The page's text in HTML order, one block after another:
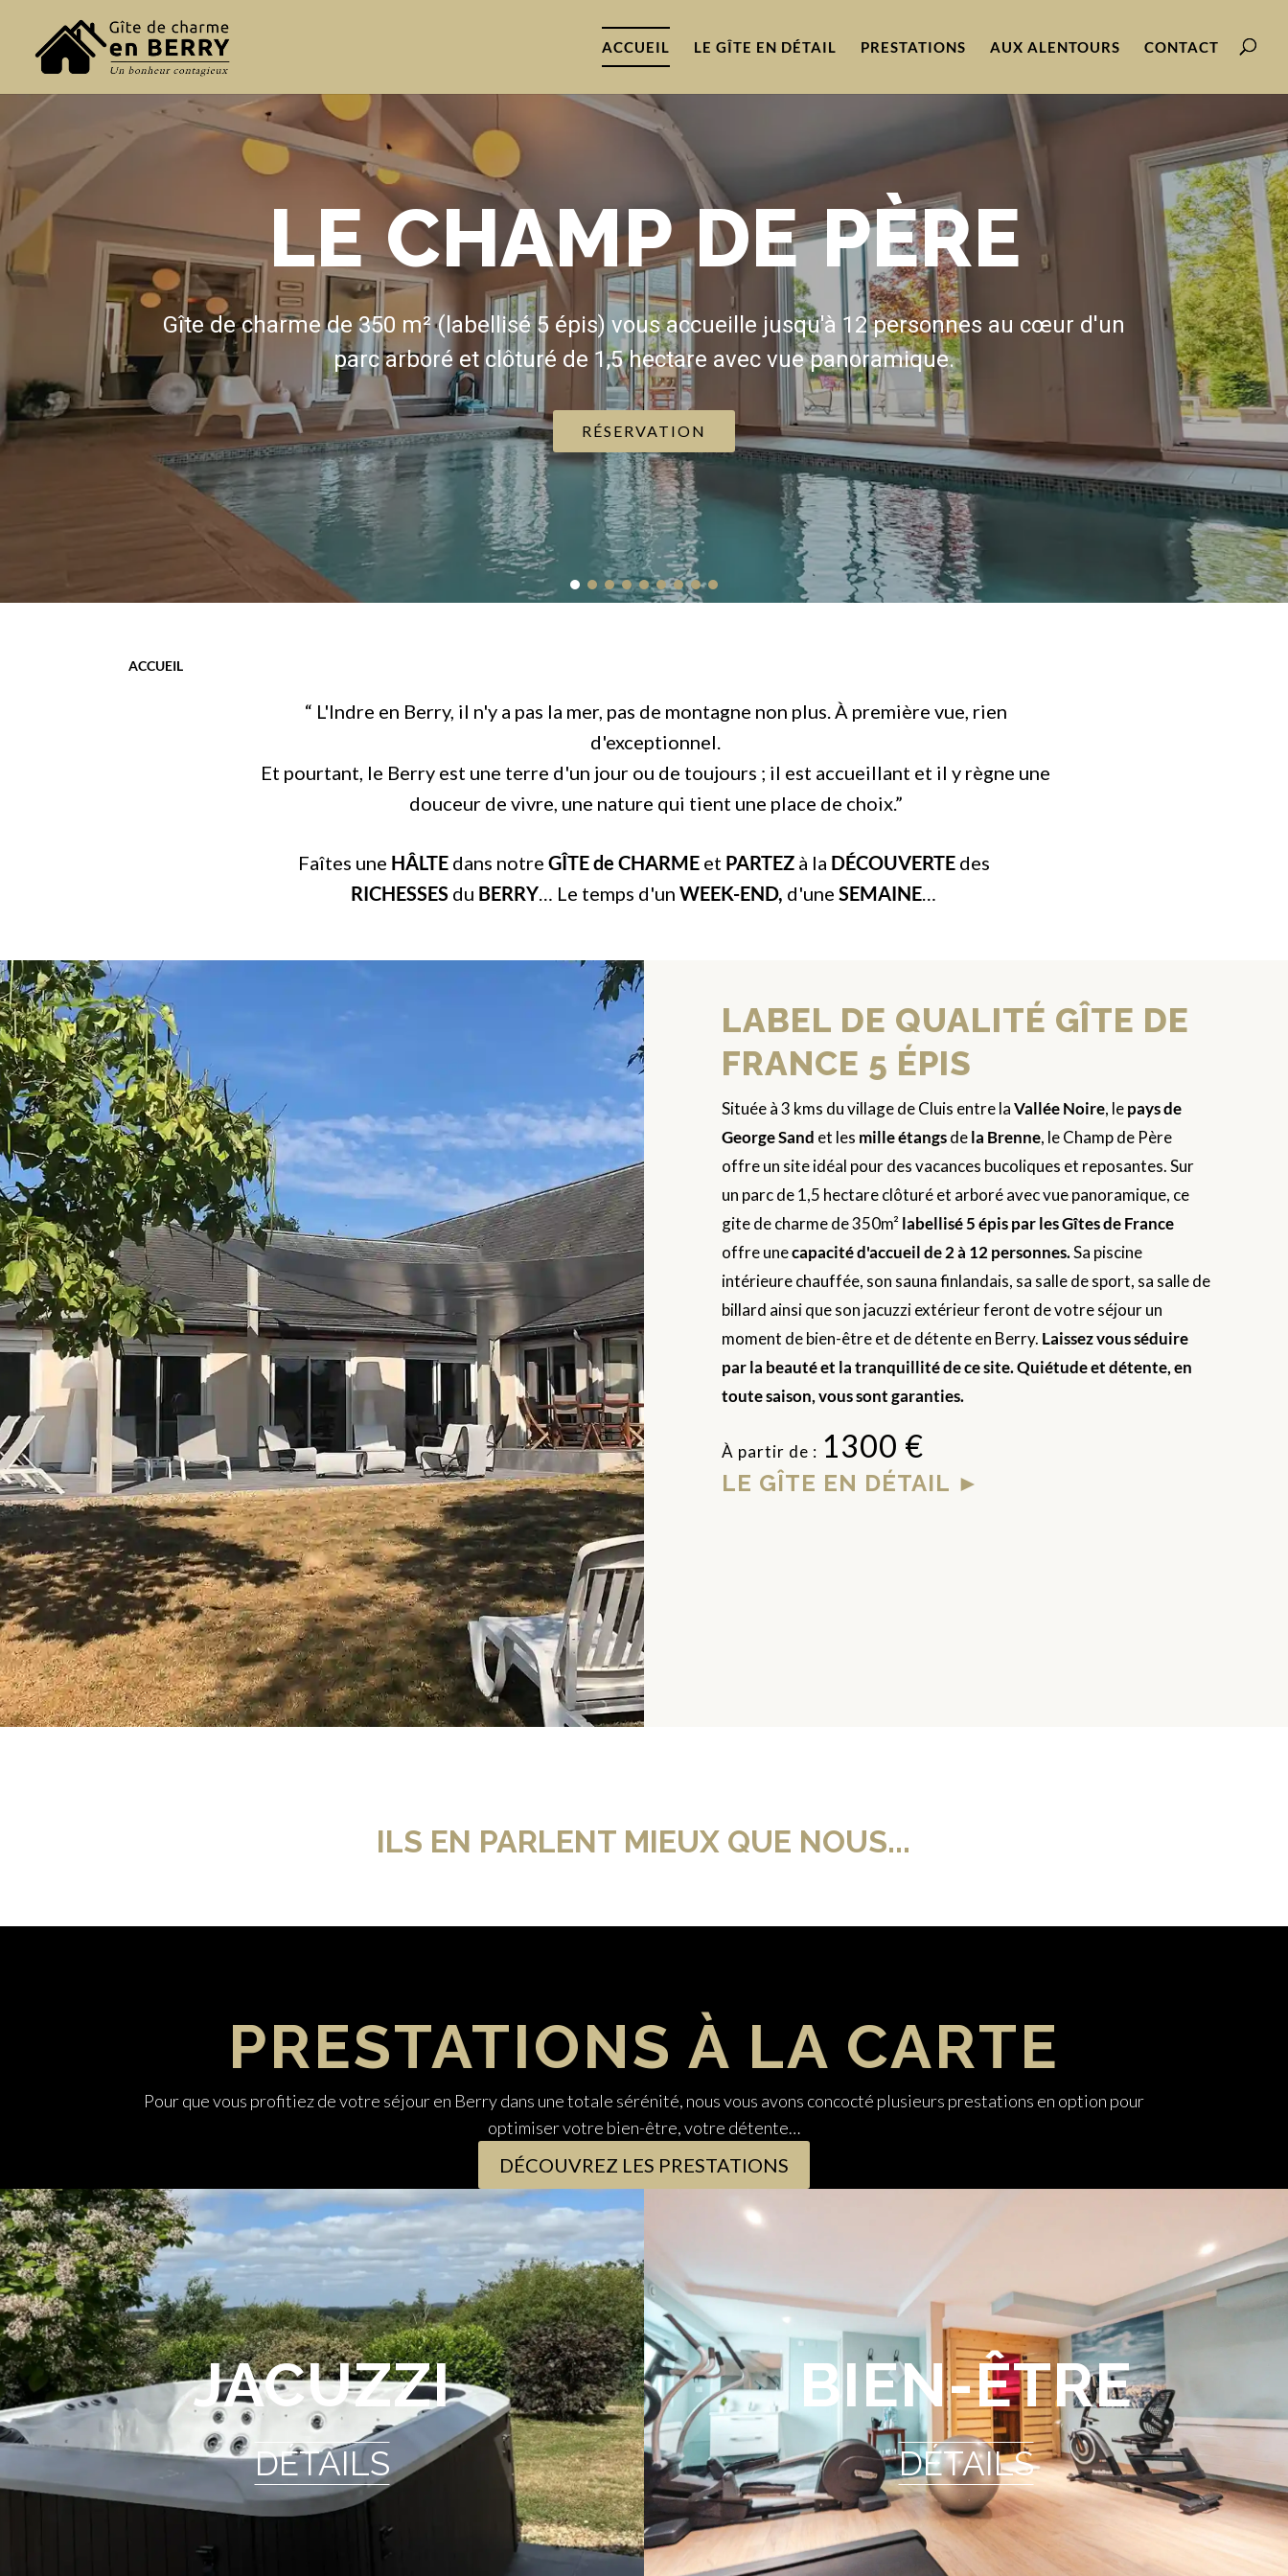
ACCUEIL LE GÎTE EN DÉTAIL PRESTATIONS AUX ALENTOURS CONTACT
LE CHAMP DE PÈRE
Gîte de charme de 350 m² (labellisé 5 épis) vous accueille jusqu'à 12 personnes au cœur d'un
parc arboré et clôturé de 1,5 hectare avec vue panoramique.
RÉSERVATION
LE PETIT SALON
ACCUEIL
“ L'Indre en Berry, il n'y a pas la mer, pas de montagne non plus. À première vue, rien
d'exceptionnel.
Et pourtant, le Berry est une terre d'un jour ou de toujours ; il est accueillant et il y règne une
douceur de vivre, une nature qui tient une place de choix.”
Faîtes une HÂLTEdans notre GÎTE de CHARMEet PARTEZà la DÉCOUVERTEdes
RICHESSES du BERRY … Le temps d'unWEEK-END, d'uneSEMAINE …
LABEL DE QUALITÉ GÎTE DE
FRANCE 5 ÉPIS
Située à 3 kms du village de Cluis entre laVallée Noire, lepays de
George Sand et les mille étangsdela Brenne, le Champ de Père
offre un site idéal pour des vacances bucoliques et reposantes. Sur
un parc de 1,5 hectare clôturé et arboré avec vue panoramique, ce
gite de charme de 350m²labellisé 5 épis par les Gîtes de France
offre unecapacité d'accueil de 2 à 12 personnes.Sa piscine
intérieure chauffée, son sauna finlandais, sa salle de sport, sa salle de
billard ainsi que son jacuzzi extérieur feront de votre séjour un
moment de bien-être et de détente en Berry. Laissez vous séduire
par la beauté et la tranquillité de ce site. Quiétude et détente, en
toute saison, vous sont garanties.
À partir de : 1300 €
LE GÎTE EN DÉTAIL ►
ILS EN PARLENT MIEUX QUE NOUS...
PRESTATIONS À LA CARTE
Pour que vous profitiez de votre séjour en Berry dans une totale sérénité, nous vous avons concocté plusieurs prestations en option pour
optimiser votre bien-être, votre détente…
DÉCOUVREZ LES PRESTATIONS
JACUZZI
DÉTAILS
BIEN-ÊTRE
DÉTAILS